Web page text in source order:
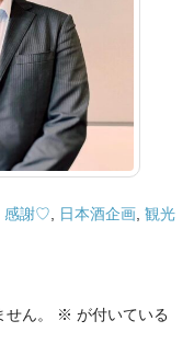
感謝♡ 日本酒企画 ,観光
ん。 ※ が付いている